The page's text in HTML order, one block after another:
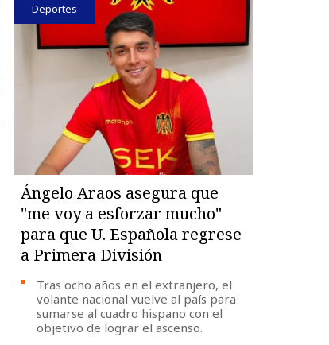
Deportes
Ángelo Araos asegura que
"me voy a esforzar mucho"
para que U. Española regrese
a Primera División
Tras ocho años en el extranjero, el
volante nacional vuelve al país para
sumarse al cuadro hispano con el
objetivo de lograr el ascenso.